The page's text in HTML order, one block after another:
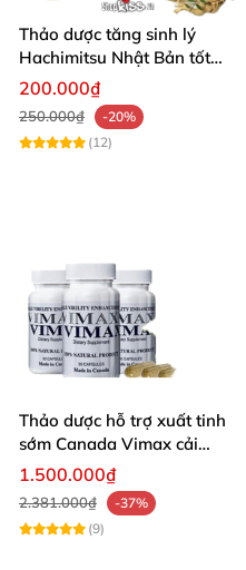
Thảo dược tăng sinh lý
Hachimitsu Nhật Bản tốt
cho cường dương nam
200.000₫
250.000₫
-20%
(12)
Thảo dược hỗ trợ xuất tinh
sớm Canada Vimax cải
thiện sinh lý nam
1.500.000₫
2.381.000₫
-37%
(9)